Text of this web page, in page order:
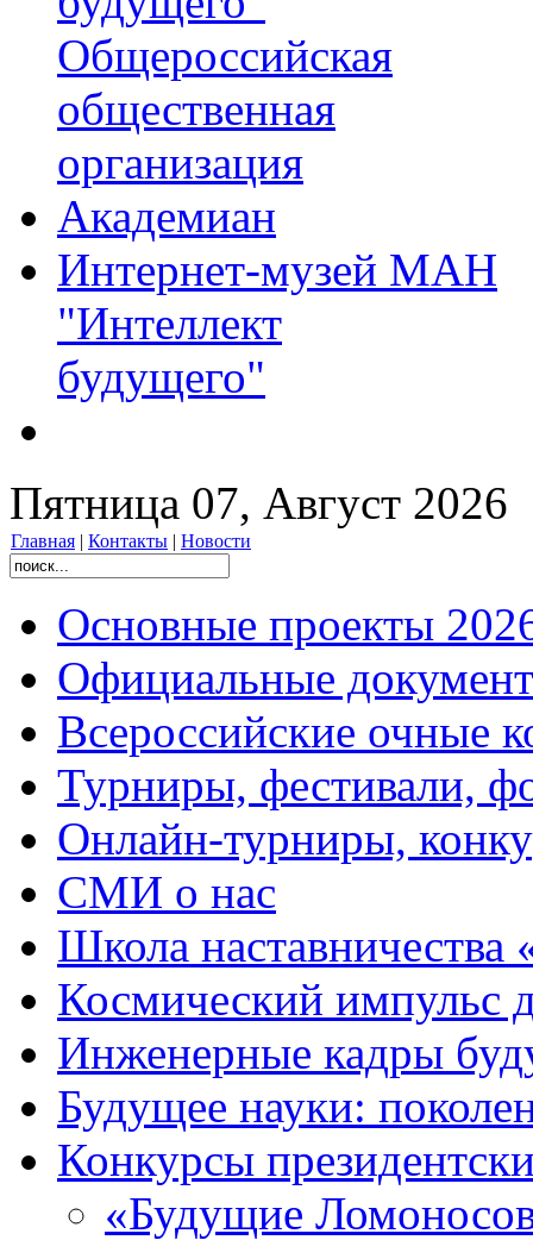
Общероссийская
общественная
организация
Академиан
Интернет-музей МАН
"Интеллект
будущего"
Пятница 07, Август 2026
Главная | Контакты | Новости
Основные проекты
Официальные
Всероссийские очные
Турниры, фестивали,
Онлайн-турниры,
СМИ о нас
Школа
Космический импульс
Инженерные кадры
Будущее науки:
Конкурсы
«Будущие